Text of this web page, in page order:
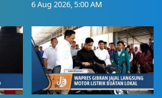
6 Aug 2026, 5:00 AM